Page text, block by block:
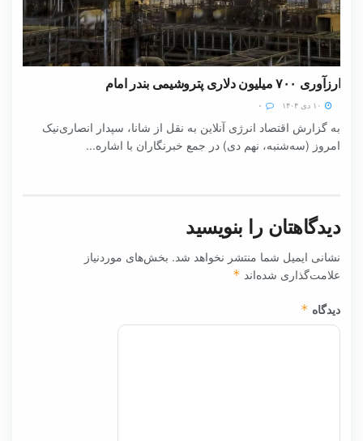
ارزآوری ۷۰۰ میلیون دلاری پتروشیمی بندر امام
به گزارش اقتصاد انرژی آنلاین به نقل از شانا، سپدار انصاری‌نیک
امروز (سه‌شنبه، نهم دی) در جمع خبرنگاران با اشاره...
دیدگاهتان را بنویسید
نشانی ایمیل شما منتشر نخواهد شد. بخش‌های موردنیاز
علامت‌گذاری شده‌اند *
دیدگاه *